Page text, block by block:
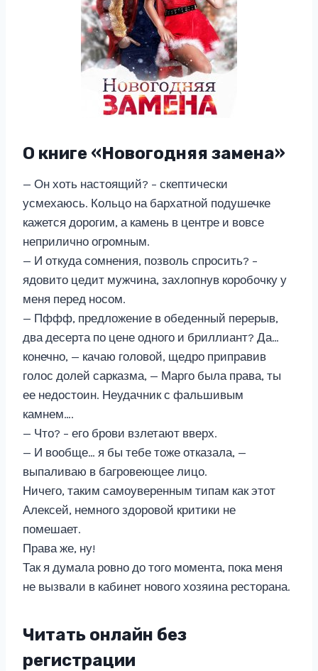
О книге «Новогодняя замена»
— Он хоть настоящий? – скептически
усмехаюсь. Кольцо на бархатной подушечке
кажется дорогим, а камень в центре и вовсе
неприлично огромным.
— И откуда сомнения, позволь спросить? –
ядовито цедит мужчина, захлопнув коробочку у
меня перед носом.
— Пффф, предложение в обеденный перерыв,
два десерта по цене одного и бриллиант? Да…
конечно, — качаю головой, щедро приправив
голос долей сарказма, — Марго была права, ты
ее недостоин. Неудачник с фальшивым
камнем….
— Что? – его брови взлетают вверх.
— И вообще… я бы тебе тоже отказала, —
выпаливаю в багровеющее лицо.
Ничего, таким самоуверенным типам как этот
Алексей, немного здоровой критики не
помешает.
Права же, ну!
Так я думала ровно до того момента, пока меня
не вызвали в кабинет нового хозяина ресторана.
Читать онлайн без
регистрации